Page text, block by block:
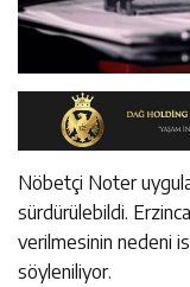
Nöbetçi Noter
sürdürülebildi.
verilmesinin nedeni
söyleniliyor.